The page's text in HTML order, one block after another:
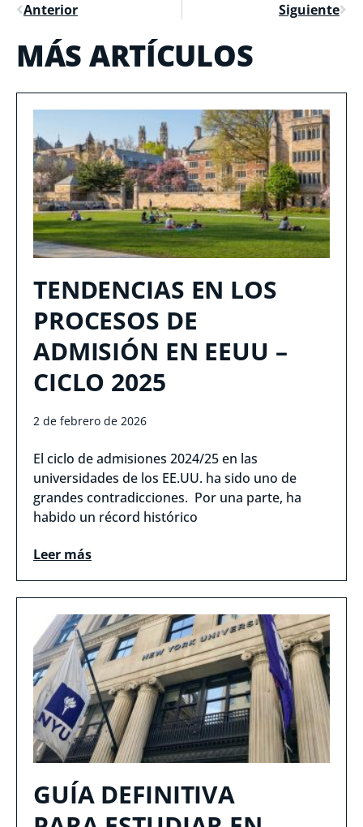
Anterior Siguiente
MÁS ARTÍCULOS
TENDENCIAS EN LOS
PROCESOS DE
ADMISIÓN EN EEUU –
CICLO 2025
2 de febrero de 2026
El ciclo de admisiones 2024/25 en las
universidades de los EE.UU. ha sido uno de
grandes contradicciones. Por una parte, ha
habido un récord histórico
Leer más
GUÍA DEFINITIVA